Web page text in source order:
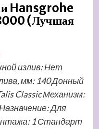
Hansgrohe
(Лучшая
излив: Нет
мм: 140 Донный
Classic Механизм:
Для
1 Стандарт